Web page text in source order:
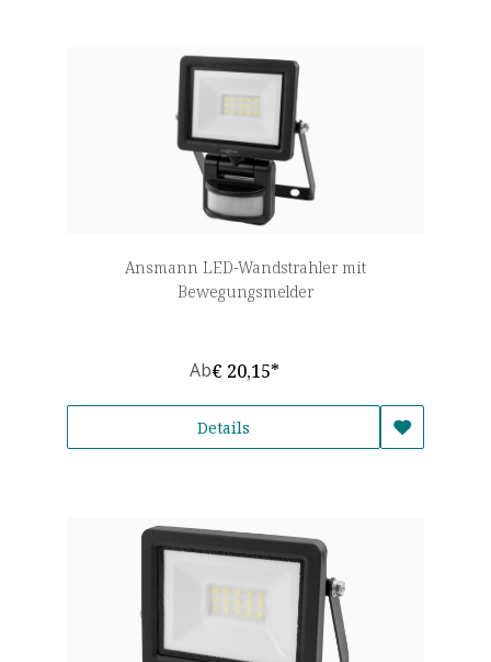
Ansmann LED-Wandstrahler mit
Bewegungsmelder
Ab€ 20,15*
Details